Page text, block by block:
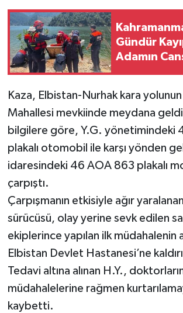
Gündür
Adamın
Kaza, Elbistan-Nurhak kara yolunun
Mahallesi mevkiinde meydana
bilgilere göre, Y.G. yönetimindeki
plakalı otomobil ile karşı yönden
idaresindeki 46 AOA 863 plakalı
çarpıştı.
Çarpışmanın etkisiyle ağır
sürücüsü, olay yerine sevk edilen
ekiplerince yapılan ilk müdahalenin
Elbistan Devlet Hastanesi’ne
Tedavi altına alınan H.Y.,
müdahalelerine rağmen
kaybetti.